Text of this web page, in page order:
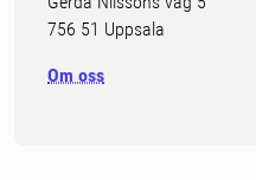
756 51 Uppsala
Om oss